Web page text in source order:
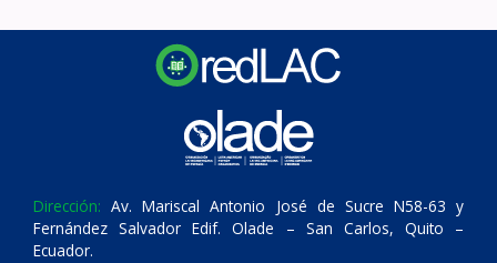
Dirección: Av. Mariscal Antonio José de Sucre N58-63 y
Fernández Salvador Edif. Olade – San Carlos, Quito –
Ecuador.